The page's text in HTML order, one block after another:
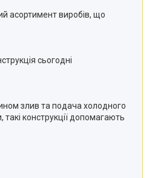
асортимент виробів, що
сьогодні
злив та подача холодного
конструкції допомагають